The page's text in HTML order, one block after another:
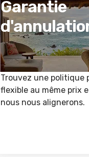
Garantie
Trouvez une politique
flexible au même prix
nous nous alignerons.